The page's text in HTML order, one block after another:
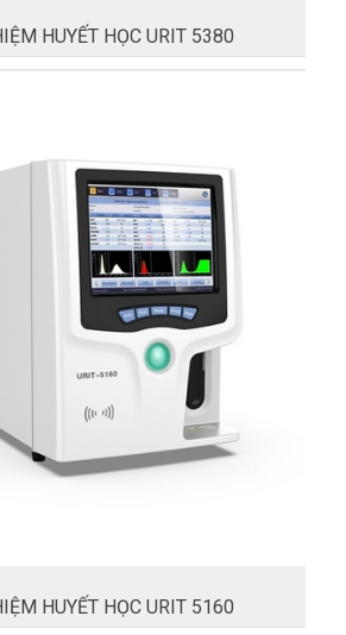
HUYẾT HỌC URIT 5380
HUYẾT HỌC URIT 5160